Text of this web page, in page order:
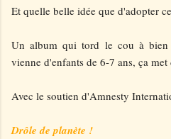
Et quelle belle idée que d'adopter
Un album qui tord le cou à bien
vienne d'enfants de 6-7 ans, ça
Avec le soutien d'Amnesty
Drôle de planète !